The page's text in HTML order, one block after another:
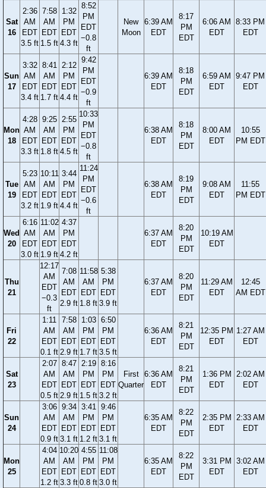
Sat
16
2:36
AM
EDT
3.5 ft
7:58
AM
EDT
1.5 ft
1:32
PM
EDT
4.3 ft
8:52
PM
EDT
−0.8
ft
New
Moon
6:39 AM
EDT
8:17
PM
EDT
6:06 AM
EDT
8:33 PM
EDT
Sun
17
3:32
AM
EDT
3.4 ft
8:41
AM
EDT
1.7 ft
2:12
PM
EDT
4.4 ft
9:42
PM
EDT
−0.9
ft
6:39 AM
EDT
8:18
PM
EDT
6:59 AM
EDT
9:47 PM
EDT
Mon
18
4:28
AM
EDT
3.3 ft
9:25
AM
EDT
1.8 ft
2:55
PM
EDT
4.5 ft
10:33
PM
EDT
−0.8
ft
6:38 AM
EDT
8:18
PM
EDT
8:00 AM
EDT
10:55
PM EDT
Tue
19
5:23
AM
EDT
3.2 ft
10:11
AM
EDT
1.9 ft
3:44
PM
EDT
4.4 ft
11:24
PM
EDT
−0.6
ft
6:38 AM
EDT
8:19
PM
EDT
9:08 AM
EDT
11:55
PM EDT
Wed
20
6:16
AM
EDT
3.0 ft
11:02
AM
EDT
1.9 ft
4:37
PM
EDT
4.2 ft
6:37 AM
EDT
8:20
PM
EDT
10:19 AM
EDT
Thu
21
12:17
AM
EDT
−0.3
ft
7:08
AM
EDT
2.9 ft
11:58
AM
EDT
1.8 ft
5:38
PM
EDT
3.9 ft
6:37 AM
EDT
8:20
PM
EDT
11:29 AM
EDT
12:45
AM EDT
Fri
22
1:11
AM
EDT
0.1 ft
7:58
AM
EDT
2.9 ft
1:03
PM
EDT
1.7 ft
6:50
PM
EDT
3.5 ft
6:36 AM
EDT
8:21
PM
EDT
12:35 PM
EDT
1:27 AM
EDT
Sat
23
2:07
AM
EDT
0.5 ft
8:47
AM
EDT
2.9 ft
2:19
PM
EDT
1.5 ft
8:16
PM
EDT
3.2 ft
First
Quarter
6:36 AM
EDT
8:21
PM
EDT
1:36 PM
EDT
2:02 AM
EDT
Sun
24
3:06
AM
EDT
0.9 ft
9:34
AM
EDT
3.1 ft
3:41
PM
EDT
1.2 ft
9:46
PM
EDT
3.1 ft
6:35 AM
EDT
8:22
PM
EDT
2:35 PM
EDT
2:33 AM
EDT
Mon
25
4:04
AM
EDT
1.2 ft
10:20
AM
EDT
3.3 ft
4:55
PM
EDT
0.8 ft
11:08
PM
EDT
3.0 ft
6:35 AM
EDT
8:22
PM
EDT
3:31 PM
EDT
3:02 AM
EDT